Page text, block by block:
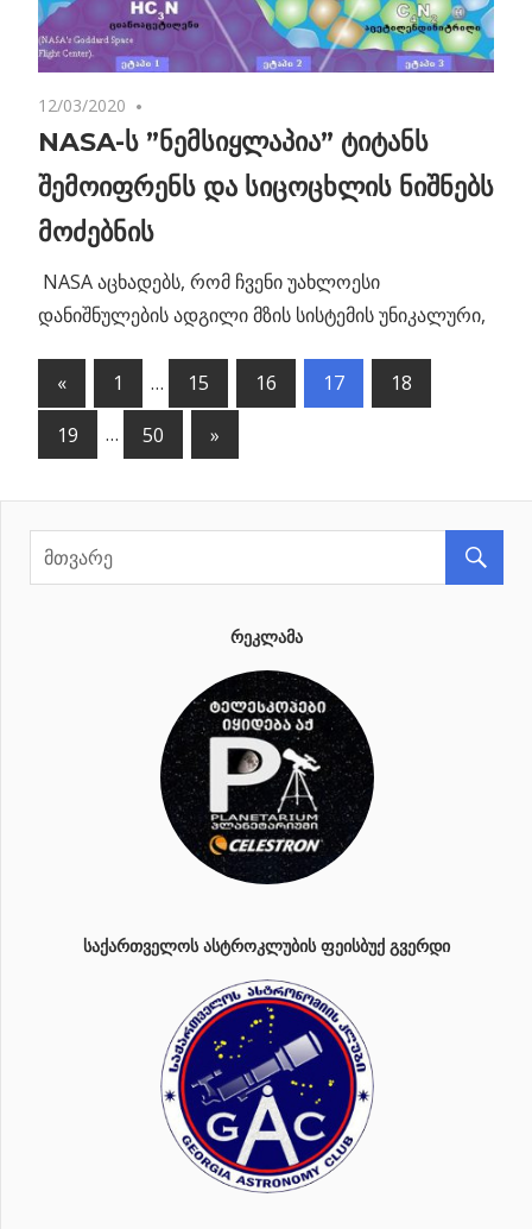
12/03/2020
NASA-ს ”ნემსიყლაპია” ტიტანს
შემოიფრენს და სიცოცხლის ნიშნებს
მოძებნის
NASA აცხადებს, რომ ჩვენი უახლოესი
დანიშნულების ადგილი მზის სისტემის უნიკალური,
პოსტების
ნავიგაცია
« Previous
Posts
1 … 15 16 17
18
19
… 50
Next
»
ᲠᲔᲙᲚᲐᲛᲐ
ᲡᲐᲥᲐᲠᲗᲕᲔᲚᲝᲡ ᲐᲡᲢᲠᲝᲙᲚᲣᲑᲘᲡ ᲤᲔᲘᲡᲑᲣᲥ ᲒᲕᲔᲠᲓᲘ